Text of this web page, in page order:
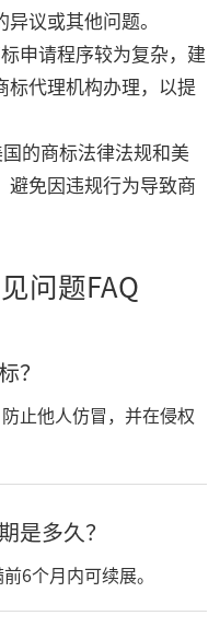
议或其他问题。
申请程序较为复杂，建
标代理机构办理，以提
的商标法律法规和美
避免因违规行为导致商
问题FAQ
？
止他人仿冒，并在侵权
是多久？​
6个月内可续展。